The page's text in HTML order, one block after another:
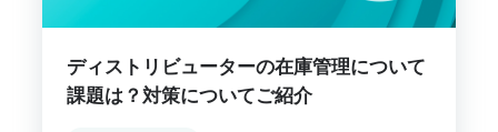
ディストリビューターの在庫管理について
課題は？対策についてご紹介